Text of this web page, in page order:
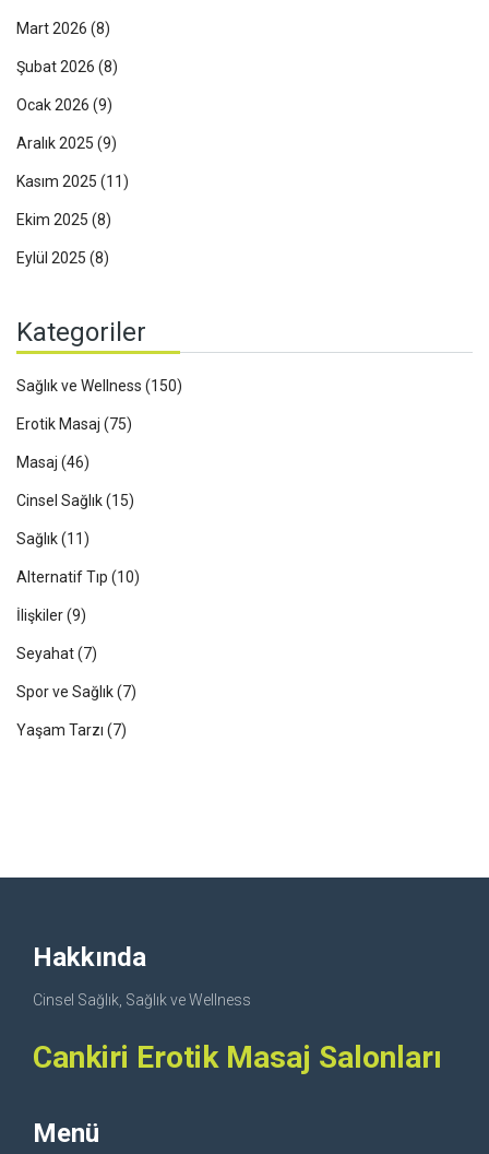
Mart 2026 (8)
Şubat 2026 (8)
Ocak 2026 (9)
Aralık 2025 (9)
Kasım 2025 (11)
Ekim 2025 (8)
Eylül 2025 (8)
Kategoriler
Sağlık ve Wellness (150)
Erotik Masaj (75)
Masaj (46)
Cinsel Sağlık(15)
Sağlık(11)
Alternatif Tıp (10)
İlişkiler(9)
Seyahat(7)
Spor ve Sağlık(7)
Yaşam Tarzı (7)
Hakkında
Cinsel Sağlık, Sağlık ve Wellness
Cankiri Erotik Masaj Salonları
Menü